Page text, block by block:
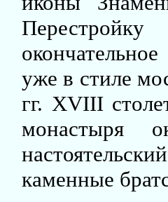
уже в стиле
гг. XVIII
монастыря
каменные